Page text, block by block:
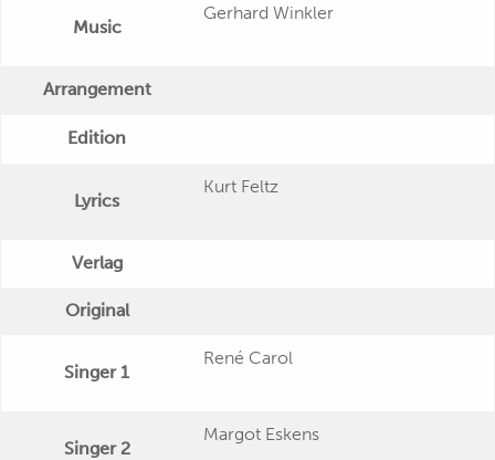
Music
Gerhard Winkler
Arrangement
Edition
Lyrics
Kurt Feltz
Verlag
Original
Singer 1
René Carol
Singer 2
Margot Eskens